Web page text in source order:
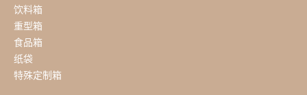
饮料箱
重型箱
食品箱
纸袋
特殊定制箱